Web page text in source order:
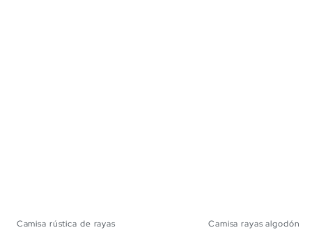
Camisa rústica de rayas Camisa rayas algodón